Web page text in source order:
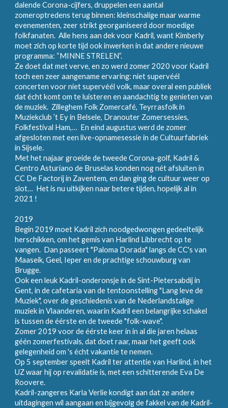
dalende Corona-cijfers, druppelen een aantal
zomeroptredens terug binnen: kleinschalige maar warme
evenementen, zeer strikt georganiseerd door moedige
folkfanaten. Alle hens aan dek voor Kadril, want Kimberly
moet zich op korte tijd ook inwerken in dat andere nieuwe
programma: “MINNE STRELEN”.
Ze doet dat met verve, en zo werd zomer 2020 voor Kadril
toch een zeer aangename ervaring: niet supervéél
concerten voor niet supervéél volk, maar overal een publiek
dat écht komt om te luisteren en aandachtig te genieten van
de muziek. Zilleghem Folk Zomercafé, Teyrrasfolk in
Muziekclub ’t Ey in Belsele, Dranouter Zomersessies,
Folkfestival Ham,… En eind augustus werd de zomer
afgesloten met een live-opnamesessie in de Cultuurfabriek
in Sijsele.
Met het najaar groeide de tweede Corona-golf, Kadril &
Centro Asturiano de Bruselas konden nog nét afsluiten in
CC De Factorij in Zaventem, en dan ging de cultuur weer op
slot… Het is nu uitkijken naar betere tijden, hopelijk al in
2021 !
2019
Begin 2019 moet Kadril zich noodgedwongen gedeeltelijk
herschikken, om het gemis van Harlind Libbrecht op te
vangen. Dan passeert "Paloma Dorada" langs de CC's van
Maaseik, Geel, Ieper en de prachtige schouwburg van
Brugge.
Ook een leuk Kadril-onderonsje in de Sint-Pietersabdij in
Gent, in de cafetaria van de tentoonstelling "Lang leve de
Muziek", over de geschiedenis van de Nederlandstalige
muziek in Vlaanderen, waarin Kadril een belangrijke schakel
is tussen de éérste en de tweede "folk-wave".
Zomer 2019 voor de éérste keer in in al die jaren helaas
géén zomerfestivals, dat doet raar, maar het geeft ook
gelegenheid om 's écht vakantie te nemen.
Op 5 september speelt Kadril ter attentie van Harlind, in het
UZ waar hij op revalidatie is, met een schitterende Eva De
Roovere.
Kadril-zangeres Karla Verlie kondigt aan dat ze andere
uitdagingen wil aangaan en bijgevolg de fakkel van de Kadril-